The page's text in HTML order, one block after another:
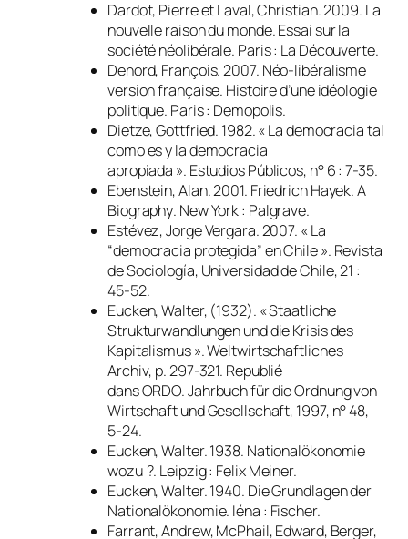
Dardot, Pierre et Laval, Christian. 2009. La
nouvelle raison du monde. Essai sur la
société néolibérale. Paris : La Découverte.
Denord, François. 2007. Néo-libéralisme
version française. Histoire d’une idéologie
politique. Paris : Demopolis.
Dietze, Gottfried. 1982. « La democracia tal
como es y la democracia
apropiada ». Estudios Públicos, n° 6 : 7-35.
Ebenstein, Alan. 2001. Friedrich Hayek. A
Biography. New York : Palgrave.
Estévez, Jorge Vergara. 2007. « La
“democracia protegida” en Chile ». Revista
de Sociología, Universidad de Chile, 21 :
45-52.
Eucken, Walter, (1932). « Staatliche
Strukturwandlungen und die Krisis des
Kapitalismus ».Weltwirtschaftliches
Archiv, p. 297-321. Republié
dansORDO. Jahrbuch für die Ordnung von
Wirtschaft und Gesellschaft, 1997, n° 48,
5-24.
Eucken, Walter. 1938. Nationalökonomie
wozu ?. Leipzig : Felix Meiner.
Eucken, Walter. 1940. Die Grundlagen der
Nationalökonomie. Iéna : Fischer.
Farrant, Andrew, McPhail, Edward, Berger,